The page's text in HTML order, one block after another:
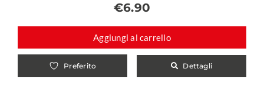
€6.90
Aggiungi al carrello
Preferito Dettagli